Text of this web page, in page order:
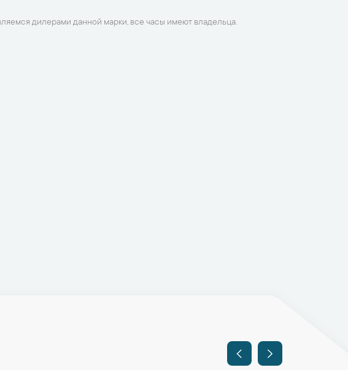
дилерами данной марки, все часы имеют владельца.